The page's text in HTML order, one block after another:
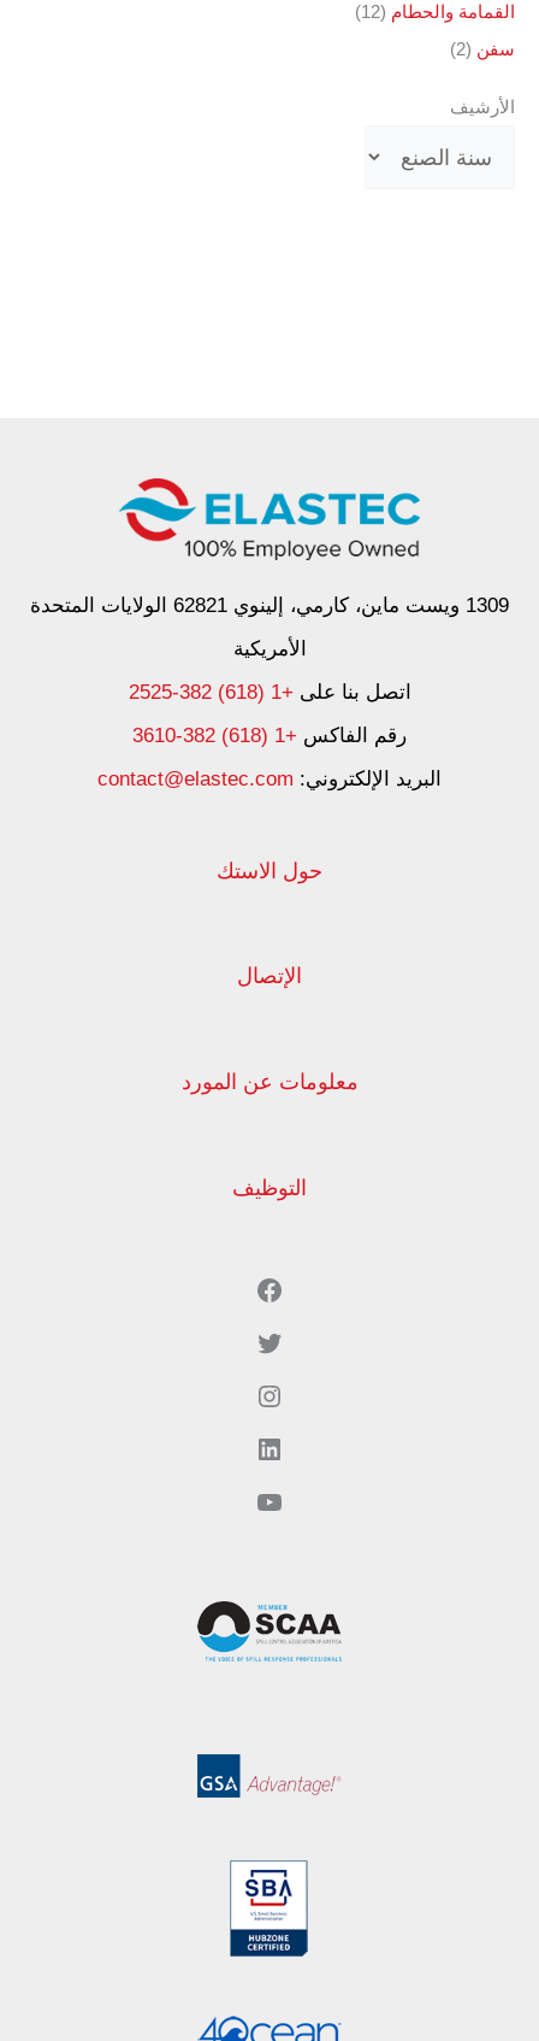
القمامة والحطام (12)
سفن (2)
الأرشيف
1309 ويست ماين، كارمي، إلينوي 62821 الولايات المتحدة
الأمريكية
اتصل بنا على +1 (618) 382-2525
رقم الفاكس +1 (618) 382-3610
البريد الإلكتروني: contact@elastec.com
حول الاستك
الإتصال
معلومات عن المورد
التوظيف